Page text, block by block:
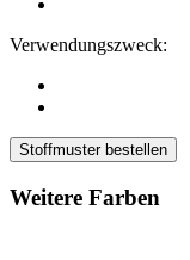
Verwendungszweck:
Stoffmuster bestellen
Weitere Farben